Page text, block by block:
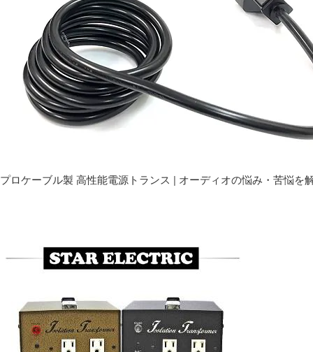
プロケーブル製 高性能電源トランス | オーディオの悩み・苦悩を